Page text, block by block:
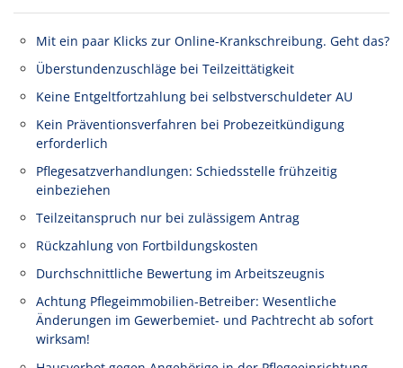
Mit ein paar Klicks zur Online-Krankschreibung. Geht das?
Überstundenzuschläge bei Teilzeittätigkeit
Keine Entgeltfortzahlung bei selbstverschuldeter AU
Kein Präventionsverfahren bei Probezeitkündigung
erforderlich
Pflegesatzverhandlungen: Schiedsstelle frühzeitig
einbeziehen
Teilzeitanspruch nur bei zulässigem Antrag
Rückzahlung von Fortbildungskosten
Durchschnittliche Bewertung im Arbeitszeugnis
Achtung Pflegeimmobilien-Betreiber: Wesentliche
Änderungen im Gewerbemiet- und Pachtrecht ab sofort
wirksam!